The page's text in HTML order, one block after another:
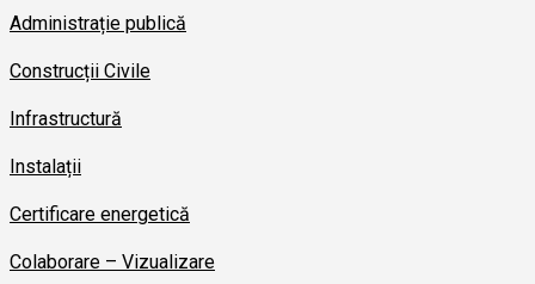
Administrație publică
Construcții Civile
Infrastructură
Instalații
Certificare energetică
Colaborare – Vizualizare